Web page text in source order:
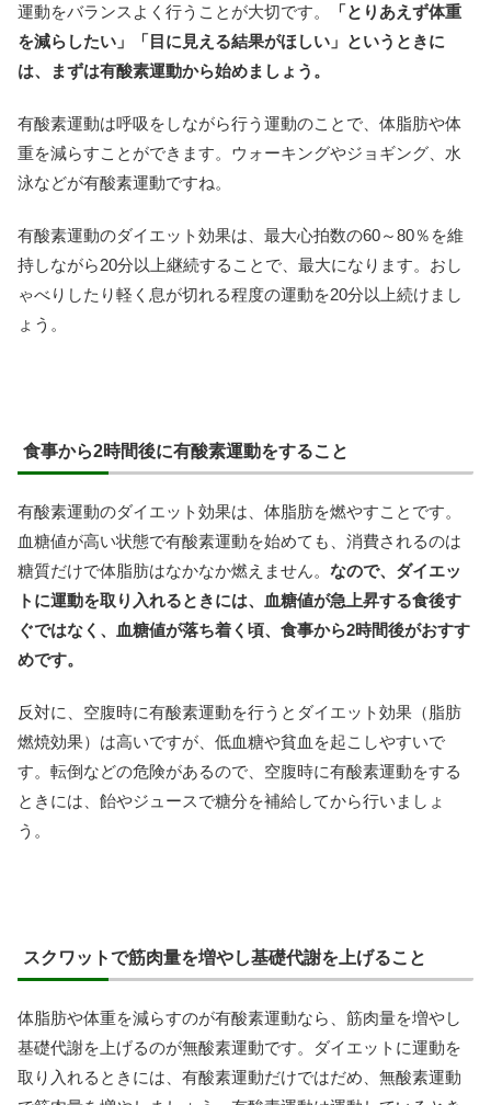
運動をバランスよく行うことが大切です。
「とりあえず体重
を減らしたい」「目に見える結果がほしい」というときに
は、まずは有酸素運動から始めましょう。
有酸素運動は呼吸をしながら行う運動のことで、体脂肪や体
重を減らすことができます。ウォーキングやジョギング、水
泳などが有酸素運動ですね。
有酸素運動のダイエット効果は、最大心拍数の60～80％を維
持しながら20分以上継続することで、最大になります。おし
ゃべりしたり軽く息が切れる程度の運動を20分以上続けまし
ょう。
食事から2時間後に有酸素運動をすること
有酸素運動のダイエット効果は、体脂肪を燃やすことです。
血糖値が高い状態で有酸素運動を始めても、消費されるのは
糖質だけで体脂肪はなかなか燃えません。 なので、ダイエッ
トに運動を取り入れるときには、血糖値が急上昇する食後す
ぐではなく、血糖値が落ち着く頃、食事から2時間後がおすす
めです。
反対に、空腹時に有酸素運動を行うとダイエット効果（脂肪
燃焼効果）は高いですが、低血糖や貧血を起こしやすいで
す。転倒などの危険があるので、空腹時に有酸素運動をする
ときには、飴やジュースで糖分を補給してから行いましょ
う。
スクワットで筋肉量を増やし基礎代謝を上げること
体脂肪や体重を減らすのが有酸素運動なら、筋肉量を増やし
基礎代謝を上げるのが無酸素運動です。ダイエットに運動を
取り入れるときには、有酸素運動だけではだめ、無酸素運動